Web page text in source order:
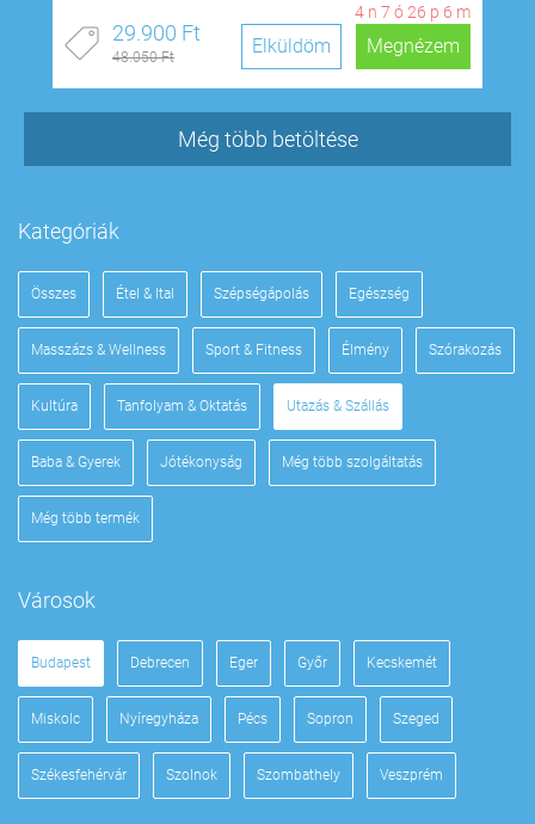
4 n 7 ó 26 p 5 m
29.900 Ft
48.050 Ft Megnézem
Elküldöm
Még több betöltése
Kategóriák
Összes Étel & Ital Szépségápolás Egészség
Masszázs & Wellness Sport & Fitness Élmény Szórakozás
Kultúra Tanfolyam & Oktatás Utazás & Szállás
Baba & Gyerek Jótékonyság Még több szolgáltatás
Még több termék
Városok
Budapest Debrecen Eger Győr Kecskemét
Miskolc Nyíregyháza Pécs Sopron Szeged
Székesfehérvár Szolnok Szombathely Veszprém